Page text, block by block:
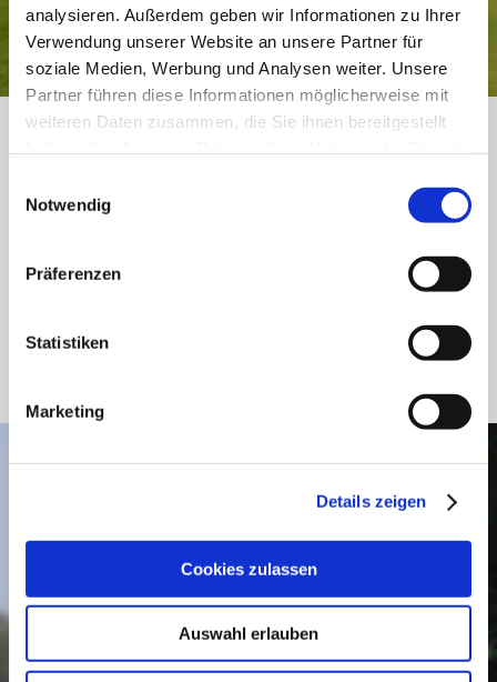
analysieren. Außerdem geben wir Informationen zu Ihrer
Verwendung unserer Website an unsere Partner für
soziale Medien, Werbung und Analysen weiter. Unsere
Partner führen diese Informationen möglicherweise mit
weiteren Daten zusammen, die Sie ihnen bereitgestellt
Notwendig
Präferenzen
Statistiken
Marketing
Details zeigen
Cookies zulassen
Auswahl erlauben
ON-LINE BUCHUNG
BEQUEM KAUFEN SIE IHRE
GREENFEE